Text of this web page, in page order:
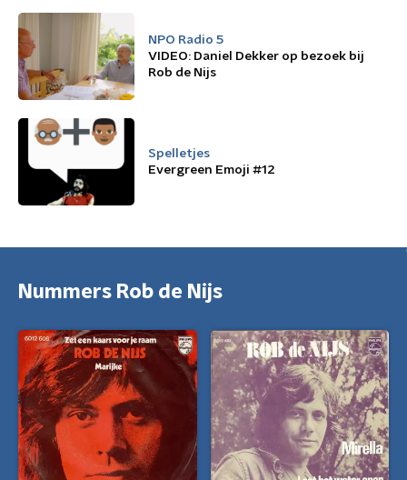
NPO Radio 5
VIDEO: Daniel Dekker op bezoek bij
Rob de Nijs
Spelletjes
Evergreen Emoji #12
Nummers Rob de Nijs